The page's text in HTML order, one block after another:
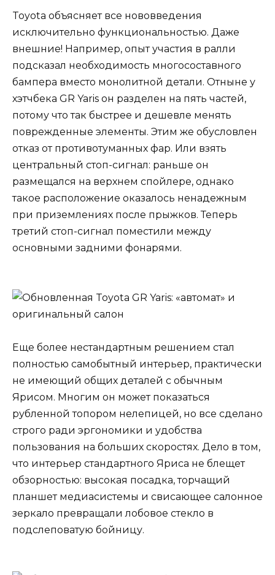
Toyota объясняет все нововведения
исключительно функциональностью. Даже
внешние! Например, опыт участия в ралли
подсказал необходимость многосоставного
бампера вместо монолитной детали. Отныне у
хэтчбека GR Yaris он разделен на пять частей,
потому что так быстрее и дешевле менять
поврежденные элементы. Этим же обусловлен
отказ от противотуманных фар. Или взять
центральный стоп-сигнал: раньше он
размещался на верхнем спойлере, однако
такое расположение оказалось ненадежным
при приземлениях после прыжков. Теперь
третий стоп-сигнал поместили между
основными задними фонарями.
Еще более нестандартным решением стал
полностью самобытный интерьер, практически
не имеющий общих деталей с обычным
Ярисом. Многим он может показаться
рубленной топором нелепицей, но все сделано
строго ради эргономики и удобства
пользования на больших скоростях. Дело в том,
что интерьер стандартного Яриса не блещет
обзорностью: высокая посадка, торчащий
планшет медиасистемы и свисающее салонное
зеркало превращали лобовое стекло в
подслеповатую бойницу.